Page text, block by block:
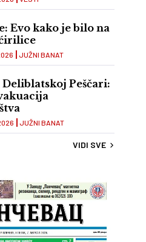
Evo kako je bilo na
JUŽNI BANAT
Peščari:
JUŽNI BANAT
VIDI SVE